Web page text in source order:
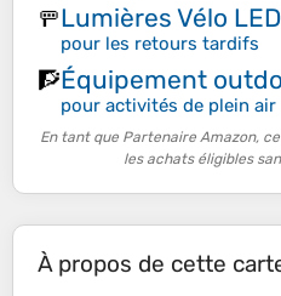
🚥Lumières Vélo LED
pour les retours tardifs
🧗Équipement
pour activités de plein air
En tant que Partenaire Amazon,
les achats éligibles
À propos de cette